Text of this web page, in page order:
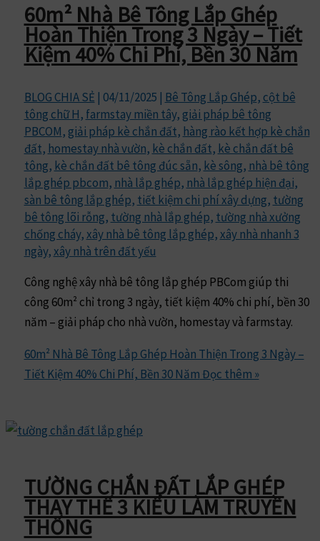
60m² Nhà Bê Tông Lắp Ghép
Hoàn Thiện Trong 3 Ngày – Tiết
Kiệm 40% Chi Phí, Bền 30 Năm
BLOG CHIA SẺ | 04/11/2025 | Bê Tông Lắp Ghép, cột bê
tông chữ H, farmstay miền tây, giải pháp bê tông
PBCOM, giải pháp kè chắn đất, hàng rào kết hợp kè chắn
đất, homestay nhà vườn, kè chắn đất, kè chắn đất bê
tông, kè chắn đất bê tông đúc sẵn, kè sông, nhà bê tông
lắp ghép pbcom, nhà lắp ghép, nhà lắp ghép hiện đại,
sàn bê tông lắp ghép, tiết kiệm chi phí xây dựng, tường
bê tông lõi rỗng, tường nhà lắp ghép, tường nhà xưởng
chống cháy,xây nhà bê tông lắp ghép,xây nhà nhanh 3
ngày,xây nhà trên đất yếu
Công nghệ xây nhà bê tông lắp ghép PBCom giúp thi
công 60m² chỉ trong 3 ngày, tiết kiệm 40% chi phí, bền 30
năm – giải pháp cho nhà vườn, homestay và farmstay.
60m² Nhà Bê Tông Lắp Ghép Hoàn Thiện Trong 3 Ngày –
Tiết Kiệm 40% Chi Phí, Bền 30 Năm Đọc thêm »
TƯỜNG CHẮN ĐẤT LẮP GHÉP
THAY THẾ 3 KIỂU LÀM TRUYỀN
THỐNG